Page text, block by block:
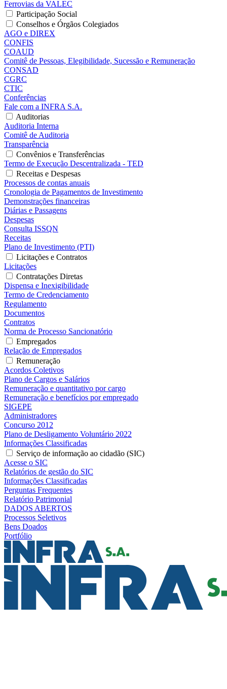
Ferrovias da VALEC
Participação Social
Conselhos e Órgãos Colegiados
AGO e DIREX
CONFIS
COAUD
Comitê de Pessoas, Elegibilidade, Sucessão e Remuneração
CONSAD
CGRC
CTIC
Conferências
Fale com a INFRA S.A.
Auditorias
Auditoria Interna
Comitê de Auditoria
Transparência
Convênios e Transferências
Termo de Execução Descentralizada - TED
Receitas e Despesas
Processos de contas anuais
Cronologia de Pagamentos de Investimento
Demonstrações financeiras
Diárias e Passagens
Despesas
Consulta ISSQN
Receitas
Plano de Investimento (PTI)
Licitações e Contratos
Licitações
Contratações Diretas
Dispensa e Inexigibilidade
Termo de Credenciamento
Regulamento
Documentos
Contratos
Norma de Processo Sancionatório
Empregados
Relação de Empregados
Remuneração
Acordos Coletivos
Plano de Cargos e Salários
Remuneração e quantitativo por cargo
Remuneração e benefícios por empregado
SIGEPE
Administradores
Concurso 2012
Plano de Desligamento Voluntário 2022
Informações Classificadas
Serviço de informação ao cidadão (SIC)
Acesse o SIC
Relatórios de gestão do SIC
Informações Classificadas
Perguntas Frequentes
Relatório Patrimonial
DADOS ABERTOS
Processos Seletivos
Bens Doados
Portfólio